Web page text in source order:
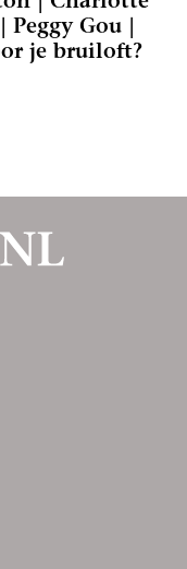
Gou |
je bruiloft?